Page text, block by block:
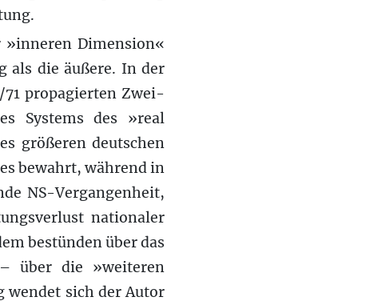
»inneren Dimension«
als die äußere. In der
71 propagierten Zwei-
Systems des »real
größeren deutschen
bewahrt, während in
NS-Vergangenheit,
nationaler
bestünden über das
über die »weiteren
wendet sich der Autor